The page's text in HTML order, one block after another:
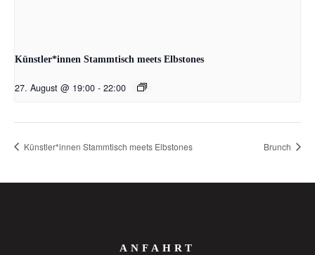
Künstler*innen Stammtisch meets Elbstones
27. August @ 19:00 - 22:00
Künstler*innen Stammtisch meets Elbstones Brunch
ANFAHRT